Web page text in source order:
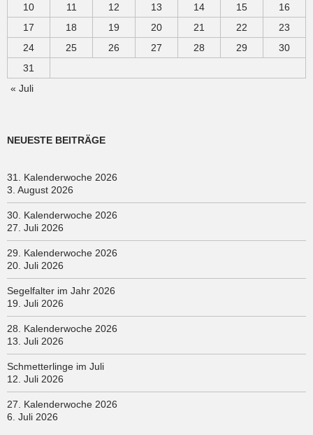
10
11 12 13 14 15
16
17
18 19 20 21 22
23
24
25 26 27 28 29
30
31
« Juli
NEUESTE BEITRÄGE
31. Kalenderwoche 2026
3. August 2026
30. Kalenderwoche 2026
27. Juli 2026
29. Kalenderwoche 2026
20. Juli 2026
Segelfalter im Jahr 2026
19. Juli 2026
28. Kalenderwoche 2026
13. Juli 2026
Schmetterlinge im Juli
12. Juli 2026
27. Kalenderwoche 2026
6. Juli 2026